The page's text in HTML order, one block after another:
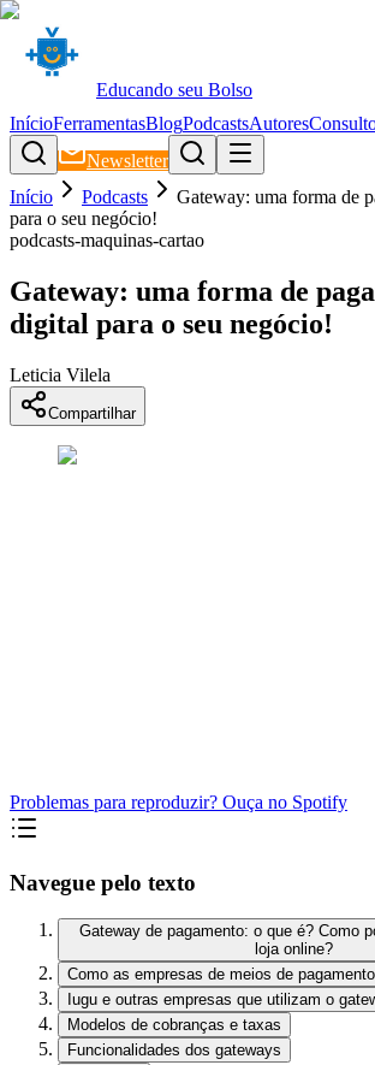
Educando seu Bolso
InícioFerramentasBlogPodcastsAutores
Newsletter
Início
Podcasts
Gateway: uma forma de
para o seu negócio!
podcasts-maquinas-cartao
Gateway: uma forma de
digital para o seu negócio!
Leticia Vilela
Compartilhar
Problemas para reproduzir? Ouça no Spotify
Navegue pelo texto
Gateway de pagamento: o que é? Como
loja online?
Como as empresas de meios de
Iugu e outras empresas que utilizam o
Modelos de cobranças e taxas
Funcionalidades dos gateways